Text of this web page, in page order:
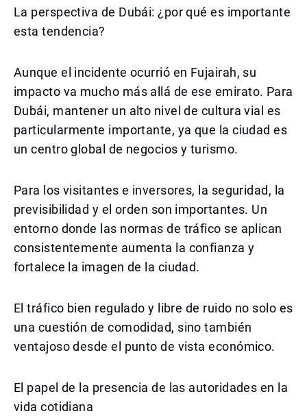
La perspectiva de Dubái: ¿por qué es importante
esta tendencia?
Aunque el incidente ocurrió en Fujairah, su
impacto va mucho más allá de ese emirato. Para
Dubái, mantener un alto nivel de cultura vial es
particularmente importante, ya que la ciudad es
un centro global de negocios y turismo.
Para los visitantes e inversores, la seguridad, la
previsibilidad y el orden son importantes. Un
entorno donde las normas de tráfico se aplican
consistentemente aumenta la confianza y
fortalece la imagen de la ciudad.
El tráfico bien regulado y libre de ruido no solo es
una cuestión de comodidad, sino también
ventajoso desde el punto de vista económico.
El papel de la presencia de las autoridades en la
vida cotidiana